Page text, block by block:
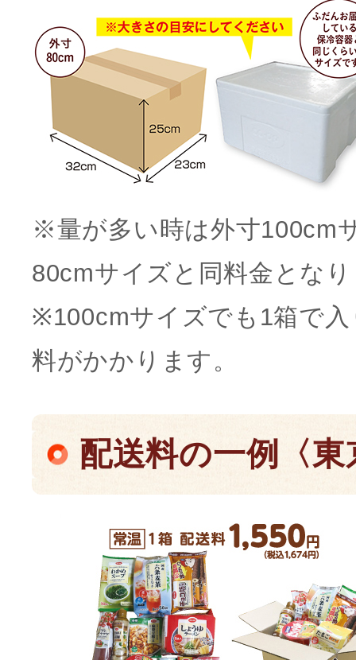
※量が多い時は外寸100cm
80cmサイズと同料金とな
※100cmサイズでも1箱で
料がかかります。
配送料の一例〈